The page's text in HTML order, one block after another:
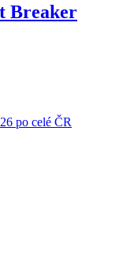
Breaker
po celé ČR